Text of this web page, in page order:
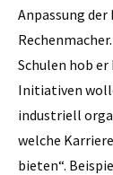
Anpassung
Schulen hob
Initiativen
industriell
welche
bieten“.